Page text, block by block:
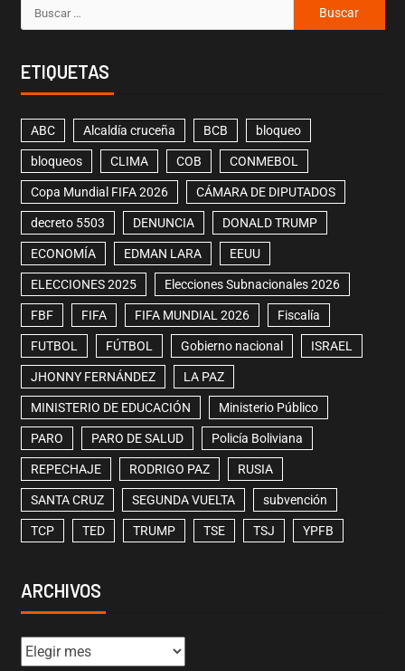
ETIQUETAS
ABC Alcaldía cruceña BCB bloqueo
bloqueos CLIMA COB CONMEBOL
Copa Mundial FIFA 2026 CÁMARA DE DIPUTADOS
decreto 5503 DENUNCIA DONALD TRUMP
ECONOMÍA EDMAN LARA EEUU
ELECCIONES 2025 Elecciones Subnacionales 2026
FBF FIFA FIFA MUNDIAL 2026 Fiscalía
FUTBOL FÚTBOL Gobierno nacional ISRAEL
JHONNY FERNÁNDEZ LA PAZ
MINISTERIO DE EDUCACIÓN Ministerio Público
PARO PARO DE SALUD Policía Boliviana
REPECHAJE RODRIGO PAZ RUSIA
SANTA CRUZ SEGUNDA VUELTA subvención
TCP TED TRUMP TSE TSJ YPFB
ARCHIVOS